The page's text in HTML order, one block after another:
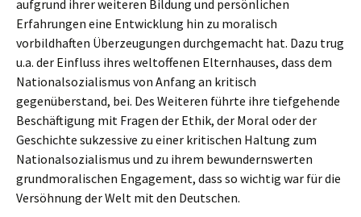
aufgrund ihrer weiteren Bildung und persönlichen
Erfahrungen eine Entwicklung hin zu moralisch
vorbildhaften Überzeugungen durchgemacht hat. Dazu trug
u.a. der Einfluss ihres weltoffenen Elternhauses, dass dem
Nationalsozialismus von Anfang an kritisch
gegenüberstand, bei. Des Weiteren führte ihre tiefgehende
Beschäftigung mit Fragen der Ethik, der Moral oder der
Geschichte sukzessive zu einer kritischen Haltung zum
Nationalsozialismus und zu ihrem bewundernswerten
grundmoralischen Engagement, dass so wichtig war für die
Versöhnung der Welt mit den Deutschen.